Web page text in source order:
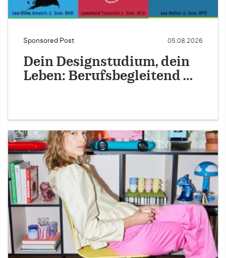
Sponsored Post 05.08.2026
Dein Designstudium, dein
Leben: Berufsbegleitend …